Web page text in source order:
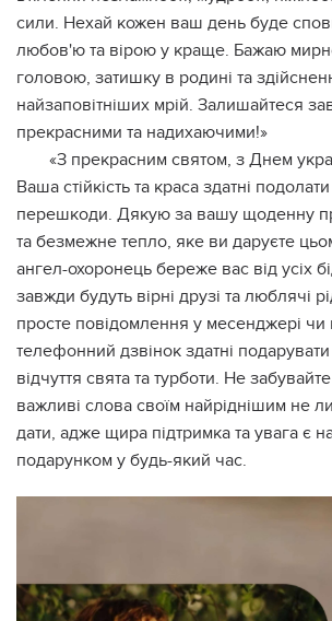
сили. Нехай кожен ваш день буде
любов'ю та вірою у краще. Бажаю
головою, затишку в родині та
найзаповітніших мрій. Залишайтеся
прекрасними та надихаючими!»
«З прекрасним святом, з Днем
Ваша стійкість та краса здатні
перешкоди. Дякую за вашу щоденну
та безмежне тепло, яке ви даруєте
ангел-охоронець береже вас від усіх
завжди будуть вірні друзі та люблячі
просте повідомлення у месенджері чи
телефонний дзвінок здатні
відчуття свята та турботи. Не
важливі слова своїм найріднішим не
дати, адже щира підтримка та увага є
подарунком у будь-який час.